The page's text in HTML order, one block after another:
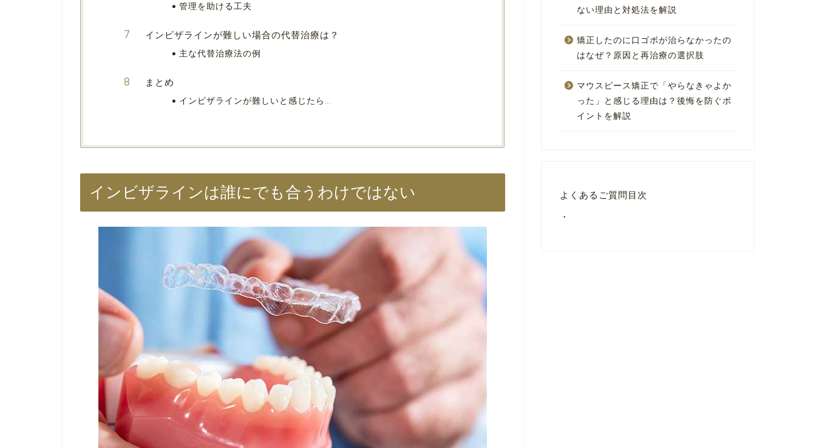
管理を助ける工夫
インビザラインが難しい場合の代替治療は？
主な代替治療法の例
まとめ
インビザラインが難しいと感じたら…
インビザラインは誰にでも合うわけではない
ない理由と対処法を解説
矯正したのに口ゴボが治らなかったの
はなぜ？原因と再治療の選択肢
マウスピース矯正で「やらなきゃよか
った」と感じる理由は？後悔を防ぐポ
イントを解説
よくあるご質問目次
・